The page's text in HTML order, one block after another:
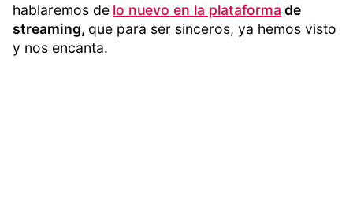
hablaremos de lo nuevo en la plataforma de
streaming, que para ser sinceros, ya hemos visto
y nos encanta.